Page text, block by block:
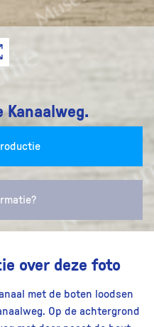
over deze foto
met de boten loodsen
Op de achtergrond